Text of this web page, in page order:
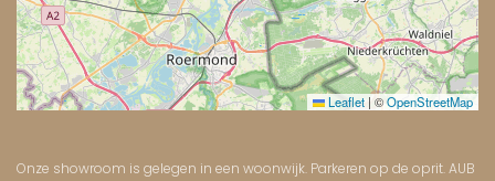
Leaflet | ©OpenStreetMap
Onze showroom is gelegen in een woonwijk. Parkeren op de oprit. AUB